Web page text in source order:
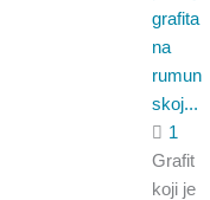
grafita
na
rumun
skoj...
1
Grafit
koji je